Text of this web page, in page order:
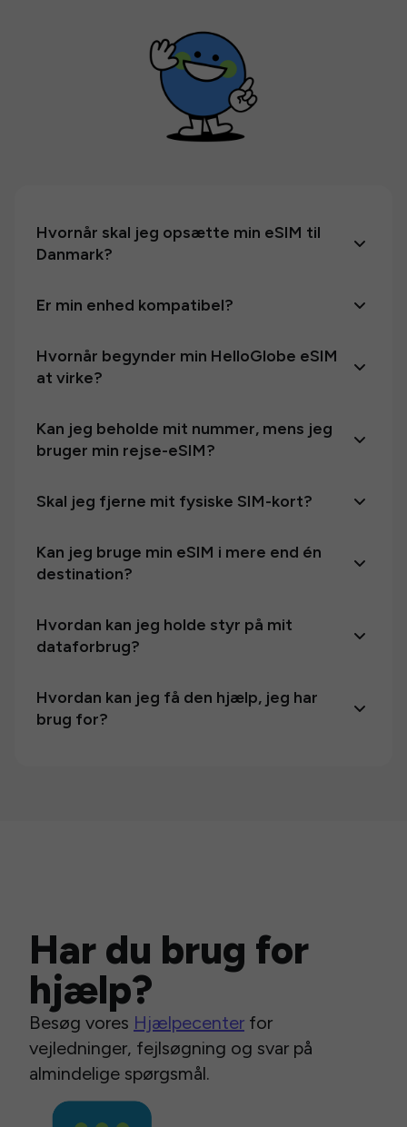
Hvornår skal jeg opsætte min eSIM til
Danmark?
Er min enhed kompatibel?
Hvornår begynder min HelloGlobe eSIM
at virke?
Kan jeg beholde mit nummer, mens jeg
bruger min rejse-eSIM?
Skal jeg fjerne mit fysiske SIM-kort?
Kan jeg bruge min eSIM i mere end én
destination?
Hvordan kan jeg holde styr på mit
dataforbrug?
Hvordan kan jeg få den hjælp, jeg har
brug for?
Har du brug for
hjælp?
Besøg vores Hjælpecenter for
vejledninger, fejlsøgning og svar på
almindelige spørgsmål.